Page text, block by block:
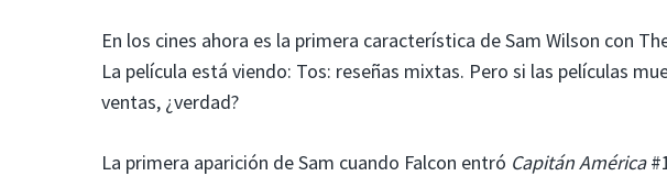
En los cines ahora es la primera característica de Sam Wilson con
La película está viendo: Tos: reseñas mixtas. Pero si las películas
ventas, ¿verdad?
La primera aparición de Sam cuando Falcon entró Capitán América